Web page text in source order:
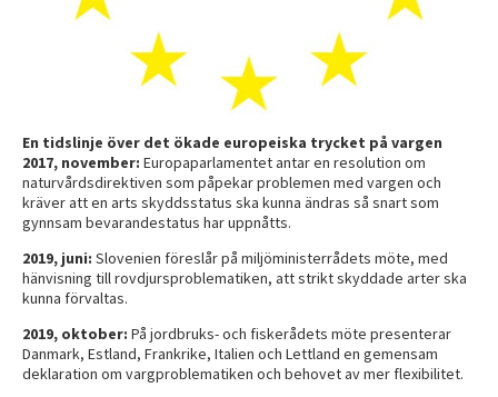
En tidslinje över det ökade europeiska trycket på vargen
2017, november: Europaparlamentet antar en resolution om
naturvårdsdirektiven som påpekar problemen med vargen och
kräver att en arts skyddsstatus ska kunna ändras så snart som
gynnsam bevarandestatus har uppnåtts.
2019, juni: Slovenien föreslår på miljöministerrådets möte, med
hänvisning till rovdjursproblematiken, att strikt skyddade arter ska
kunna förvaltas.
2019, oktober: På jordbruks- och fiskerådets möte presenterar
Danmark, Estland, Frankrike, Italien och Lettland en gemensam
deklaration om vargproblematiken och behovet av mer flexibilitet.